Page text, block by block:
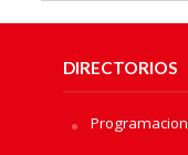
DIRECTORIOS
Programacion